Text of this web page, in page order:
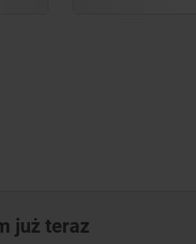
już teraz